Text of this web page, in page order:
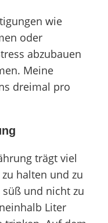
wie
oder
abzubauen
Meine
dreimal pro
trägt viel
halten und zu
und nicht zu
Liter